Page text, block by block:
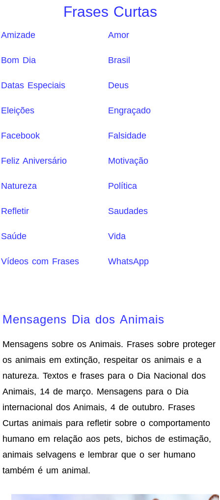
Frases Curtas
Amizade Amor
Bom Dia Brasil
Datas Especiais Deus
Eleições Engraçado
Facebook Falsidade
Feliz Aniversário Motivação
Natureza Política
Refletir Saudades
Saúde Vida
Vídeos com Frases WhatsApp
Mensagens Dia dos Animais
Mensagens sobre os Animais. Frases sobre proteger
os animais em extinção, respeitar os animais e a
natureza. Textos e frases para o Dia Nacional dos
Animais, 14 de março. Mensagens para o Dia
internacional dos Animais, 4 de outubro. Frases
Curtas animais para refletir sobre o comportamento
humano em relação aos pets, bichos de estimação,
animais selvagens e lembrar que o ser humano
também é um animal.